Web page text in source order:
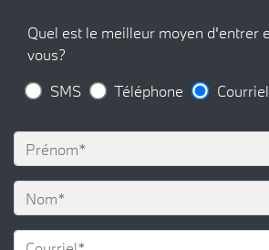
Quel est le meilleur moyen d'entrer
vous?
SMS
Téléphone Courriel